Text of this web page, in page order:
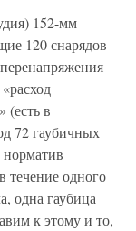
152-мм
120 снарядов
(есть в
72 гаубичных
течение одного
одна гаубица
к этому и то,